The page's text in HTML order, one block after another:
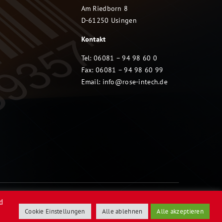
Am Riedborn 8
D-61250 Usingen
Kontakt
Tel: 06081 – 94 98 60 0
Fax: 06081 – 94 98 60 99
Email: info@rose-intech.de
Cookie Einstellungen Alle ablehnen Alle akzeptieren